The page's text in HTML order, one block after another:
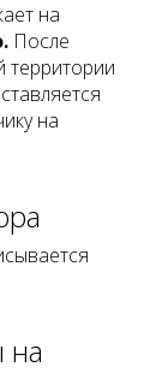
на
После
территории
на
на